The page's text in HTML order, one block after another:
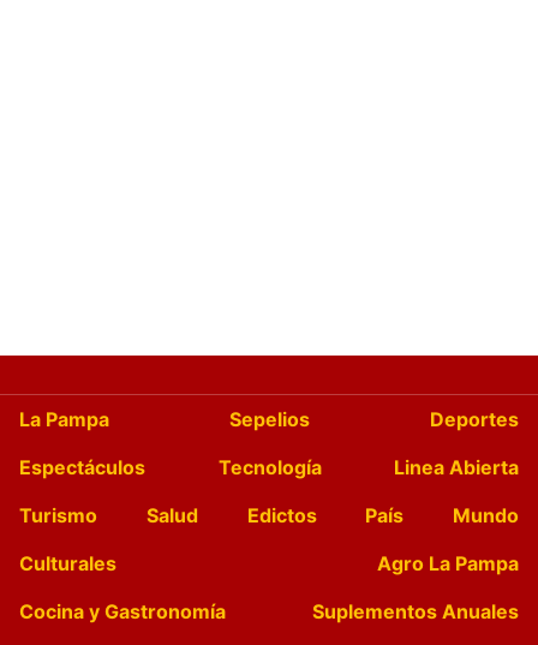
La Pampa Sepelios
Deportes
Espectáculos
Tecnología
Linea Abierta
Turismo
Salud Edictos País
Mundo
Culturales
Agro La Pampa
Cocina y Gastronomía
Suplementos Anuales